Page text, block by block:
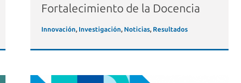
Fortalecimiento de la Docencia
Innovación, Investigación, Noticias, Resultados